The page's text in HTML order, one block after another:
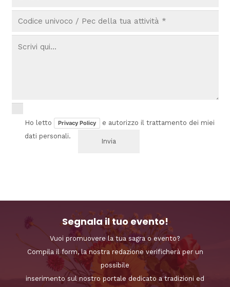
Ho letto Privacy Policy
e autorizzo il trattamento dei miei
dati personali.
Segnala il tuo evento!
Vuoi promuovere la tua sagra o evento?
Compila il form, la nostra redazione verificherà per un
possibile
inserimento sul nostro portale dedicato a tradizioni ed